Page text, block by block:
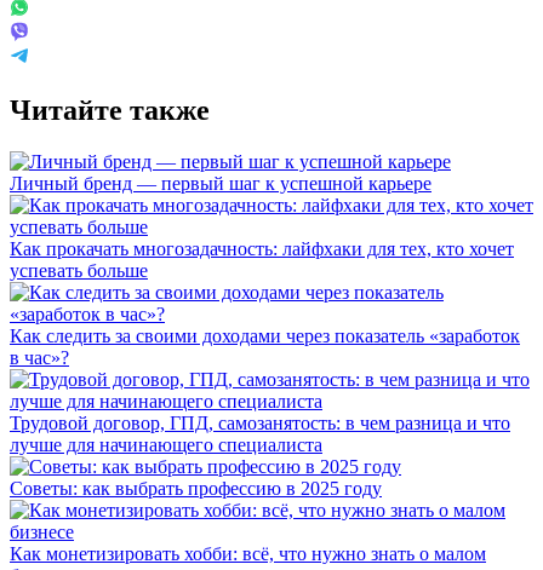
Читайте также
Личный бренд — первый шаг к успешной карьере
Как прокачать многозадачность: лайфхаки для тех, кто хочет
успевать больше
Как следить за своими доходами через показатель «заработок
в час»?
Трудовой договор, ГПД, самозанятость: в чем разница и что
лучше для начинающего специалиста
Советы: как выбрать профессию в 2025 году
Как монетизировать хобби: всё, что нужно знать о малом